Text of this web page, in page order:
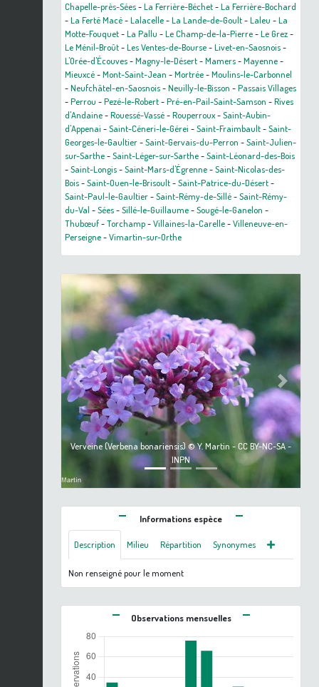
Chapelle-près-Sées-La Ferrière-Béchet-La Ferrière-Bochard
-La Ferté Macé-Lalacelle-La Lande-de-Goult-Laleu -La
Motte-Fouquet-La Pallu -Le Champ-de-la-Pierre-Le Grez-
Le Ménil-Broût-Les Ventes-de-Bourse-Livet-en-Saosnois-
L'Orée-d'Écouves-Magny-le-Désert-Mamers-Mayenne-
Mieuxcé-Mont-Saint-Jean -Mortrée-Moulins-le-Carbonnel
-Neufchâtel-en-Saosnois-Neuilly-le-Bisson -Passais Villages
-Perrou -Pezé-le-Robert-Pré-en-Pail-Saint-Samson -Rives
d'Andaine-Rouessé-Vassé-Rouperroux-Saint-Aubin-
d'Appenai -Saint-Céneri-le-Gérei -Saint-Fraimbault-Saint-
Georges-le-Gaultier-Saint-Gervais-du-Perron -Saint-Julien-
sur-Sarthe-Saint-Léger-sur-Sarthe-Saint-Léonard-des-Bois
-Saint-Longis-Saint-Mars-d'Égrenne-Saint-Nicolas-des-
Bois-Saint-Ouen-le-Brisoult-Saint-Patrice-du-Désert-
Saint-Paul-le-Gaultier-Saint-Rémy-de-Sillé-Saint-Rémy-
du-Val -Sées-Sillé-le-Guillaume-Sougé-le-Ganelon -
Thubœuf-Torchamp-Villaines-la-Carelle-Villeneuve-en-
Perseigne-Vimartin-sur-Orthe
Verveine (Verbena bonariensis) © Y. Martin - CC BY-NC-SA -
INPN
Previous Next
Informations espèce
Description Milieu Répartition Synonymes
Non renseigné pour le moment
Observations mensuelles